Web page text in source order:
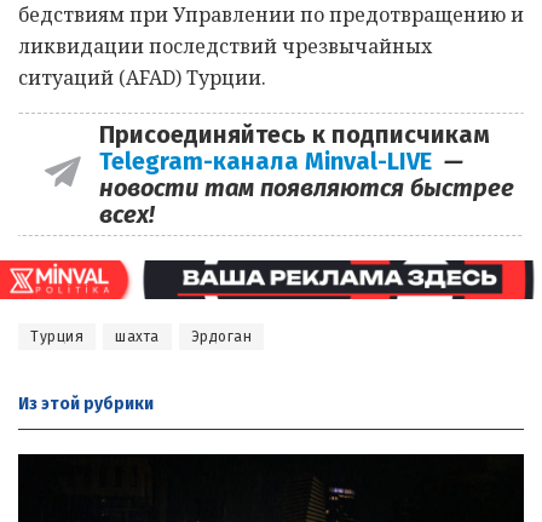
бедствиям при Управлении по предотвращению и
ликвидации последствий чрезвычайных
ситуаций (AFAD) Турции.
Присоединяйтесь к подписчикам
Telegram-канала Minval-LIVE —
новости там появляются быстрее
всех!
Турция шахта Эрдоган
Из этой рубрики